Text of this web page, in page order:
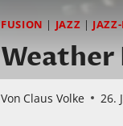
FUSION | JAZZ |
Weather
Von Claus Volke 26.